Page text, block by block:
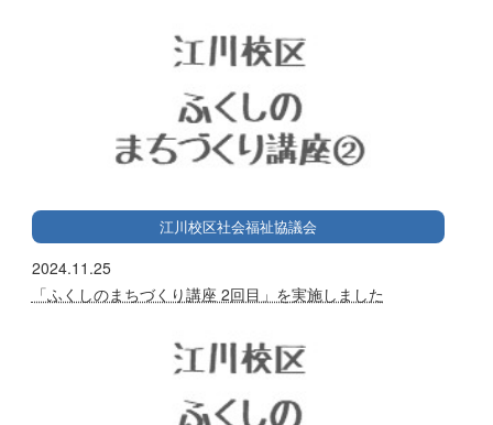
江川校区社会福祉協議会
2024.11.25
「ふくしのまちづくり講座 2回目」を実施しました